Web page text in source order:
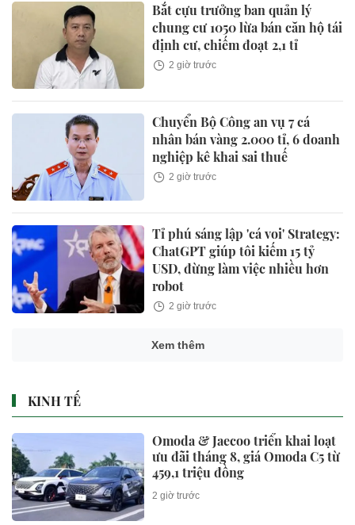
Bắt cựu trưởng ban quản lý
chung cư 1050 lừa bán căn hộ tái
định cư, chiếm đoạt 2,1 tỉ
2 giờ trước
Chuyển Bộ Công an vụ 7 cá
nhân bán vàng 2.000 tỉ, 6 doanh
nghiệp kê khai sai thuế
2 giờ trước
Tỉ phú sáng lập 'cá voi' Strategy:
ChatGPT giúp tôi kiếm 15 tỷ
USD, đừng làm việc nhiều hơn
robot
2 giờ trước
Xem thêm
KINH TẾ
Omoda & Jaecoo triển khai loạt
ưu đãi tháng 8, giá Omoda C5 từ
459,1 triệu đồng
2 giờ trước